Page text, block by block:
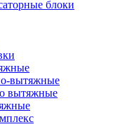
блоки
вытяжные
вытяжные